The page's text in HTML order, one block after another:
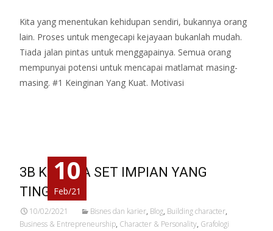
Kita yang menentukan kehidupan sendiri, bukannya orang
lain. Proses untuk mengecapi kejayaan bukanlah mudah.
Tiada jalan pintas untuk menggapainya. Semua orang
mempunyai potensi untuk mencapai matlamat masing-
masing. #1 Keinginan Yang Kuat. Motivasi
10
Feb/21
3B KENAPA SET IMPIAN YANG
TINGGI
10/02/2021 Bisnes dan karier, Blog, Building character,
Business & Entrepreneurship, Character & Personality, Grafologi